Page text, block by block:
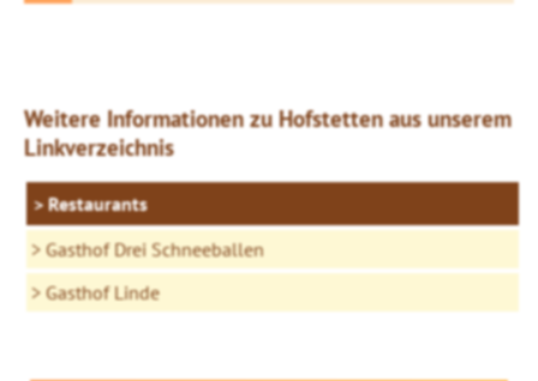
Weitere Informationen zu Hofstetten aus unserem
Linkverzeichnis
Restaurants
Gasthof Drei Schneeballen
Gasthof Linde